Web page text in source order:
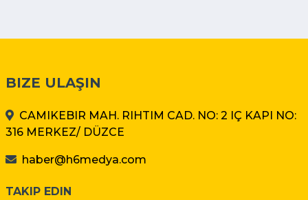
BIZE ULAŞIN
CAMIKEBIR MAH. RIHTIM CAD. NO: 2 IÇ KAPI NO:
316 MERKEZ/ DÜZCE
haber@h6medya.com
TAKIP EDIN